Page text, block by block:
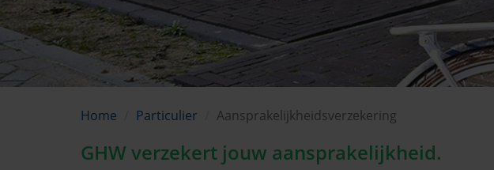
Home Particulier Aansprakelijkheidsverzekering
GHW verzekert jouw aansprakelijkheid.